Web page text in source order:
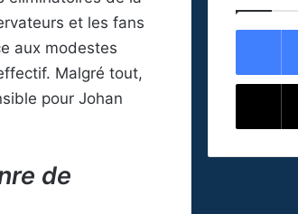
et les fans
aux modestes
Malgré tout,
pour Johan
de